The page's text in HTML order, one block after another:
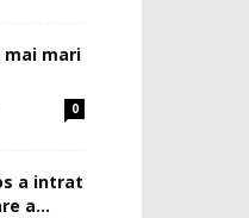
mai mari
0
a intrat
a...